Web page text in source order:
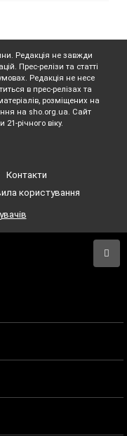
Редакція не завжди
Прес-релізи та статті
Редакція не несе
в прес-релізах та
розміщених на
на sho.org.ua. Сайт
річного віку.
Контакти
користування